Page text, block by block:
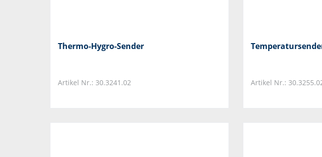
Thermo-Hygro-Sender
Artikel Nr.: 30.3241.02 Artikel Nr.: